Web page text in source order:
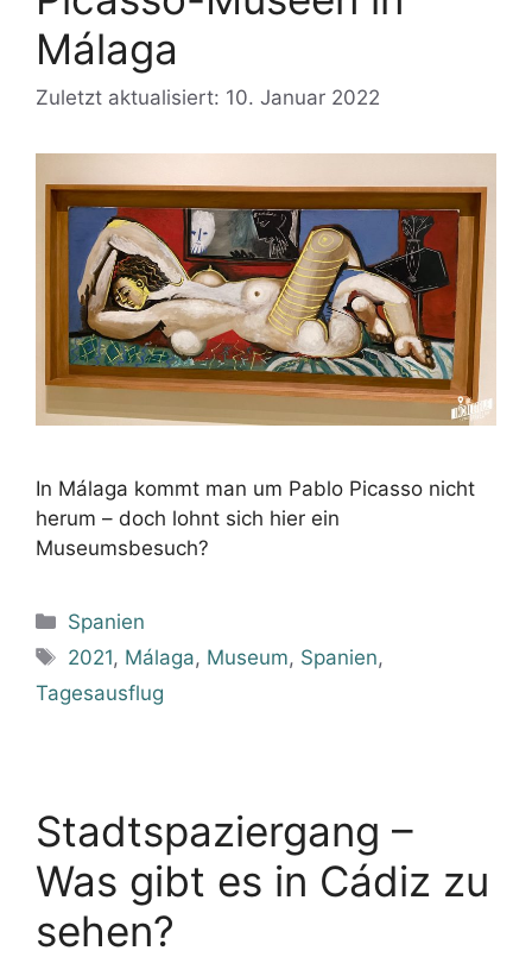
Málaga
Zuletzt aktualisiert: 10. Januar 2022
In Málaga kommt man um Pablo Picasso nicht
herum – doch lohnt sich hier ein
Museumsbesuch?
Kategorien
Spanien
Schlagwörter
2021, Málaga, Museum, Spanien,
Tagesausflug
Stadtspaziergang –
Was gibt es in Cádiz zu
sehen?